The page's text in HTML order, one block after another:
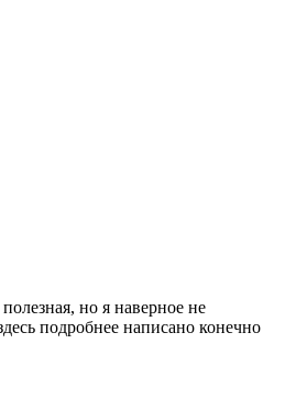
но я наверное не
подробнее написано конечно